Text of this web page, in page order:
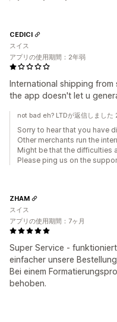
International shipping from
the app doesn't let u
CEDICI
スイス
アプリの使用期間：2年弱
not bad eh? LTDが返信しまし
Sorry to hear that you have
Other merchants run the
Might be that the difficulties
Please ping us on the
Super Service -
einfacher unsere
Bei einem
behoben.
ZHAM
スイス
アプリの使用期間：7ヶ月